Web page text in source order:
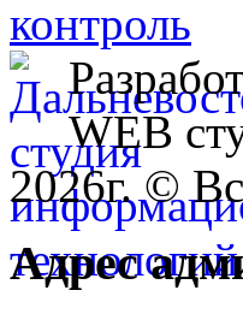
WEB
2026г. ©
Адрес